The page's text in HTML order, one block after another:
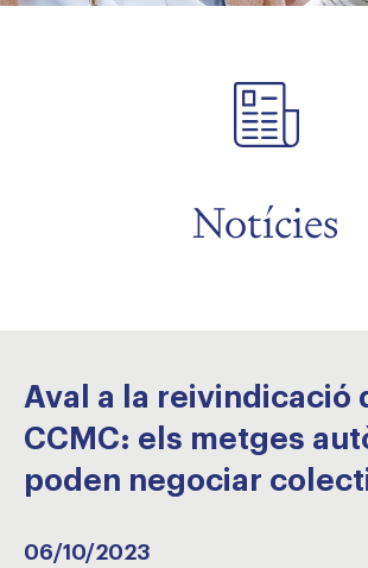
Notícies
Aval a la reivindicació
CCMC: els metges
poden negociar
06/10/2023